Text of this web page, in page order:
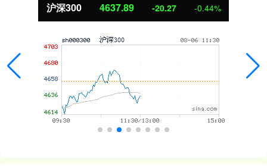
北证50 1115.17 -4.29 -0.38%